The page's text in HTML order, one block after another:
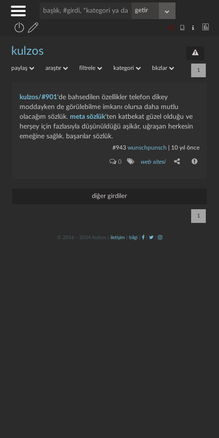
kulzos
paylaş araştır filtrele kategori bkzlar 1
kulzos/#901'de bahsedilen özellikler telefon dikey
moddayken de görülebilme imkanı olursa daha mutlu
olacağım sözlük. meta sözlük'ten katbekat güzel olduğu ve
herşey için fazlasıyla düşünüldüğü aşikâr, uğraşan herkesin
emeğine sağlık. başarılar sözlük.
#943 wunschpunsch 10 yıl önce
0 web sitesi
diğer girdiler
1
© 2016 - 2024 kulzos | iletişim| bilgi| | |